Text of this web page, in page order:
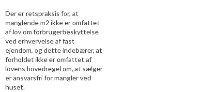
Der er retspraksis for, at
manglende m2 ikke er omfattet
af lov om forbrugerbeskyttelse
ved erhvervelse af fast
ejendom, og dette indebærer, at
forholdet ikke er omfattet af
lovens hovedregel om, at sælger
er ansvarsfri for mangler ved
huset.